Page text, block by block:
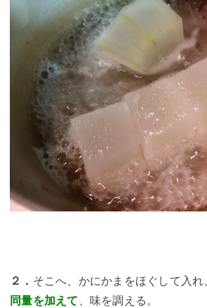
２． そこへ、かにかまをほぐして入れ
同量を加えて 、味を調える。